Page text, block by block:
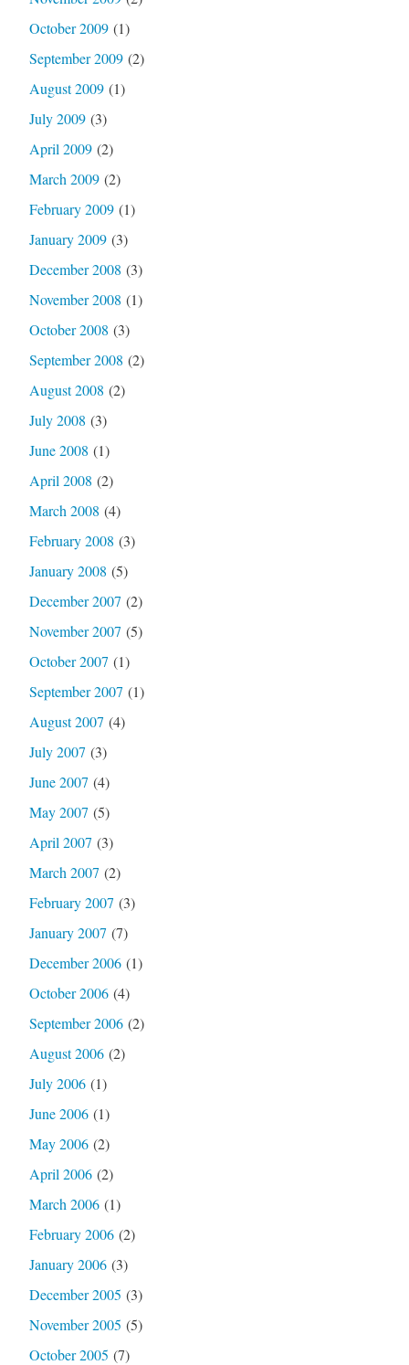
October 2009(1)
September 2009(2)
August 2009(1)
July 2009(3)
April 2009(2)
March 2009(2)
February 2009(1)
January 2009(3)
December 2008 (3)
November 2008 (1)
October 2008 (3)
September 2008 (2)
August 2008 (2)
July 2008 (3)
June 2008 (1)
April 2008 (2)
March 2008 (4)
February 2008 (3)
January 2008 (5)
December 2007 (2)
November 2007 (5)
October 2007 (1)
September 2007 (1)
August 2007 (4)
July 2007 (3)
June 2007 (4)
May 2007 (5)
April 2007 (3)
March 2007 (2)
February 2007 (3)
January 2007 (7)
December 2006(1)
October 2006(4)
September 2006(2)
August 2006(2)
July 2006(1)
June 2006(1)
May 2006(2)
April 2006(2)
March 2006(1)
February 2006(2)
January 2006(3)
December 2005 (3)
November 2005 (5)
October 2005 (7)